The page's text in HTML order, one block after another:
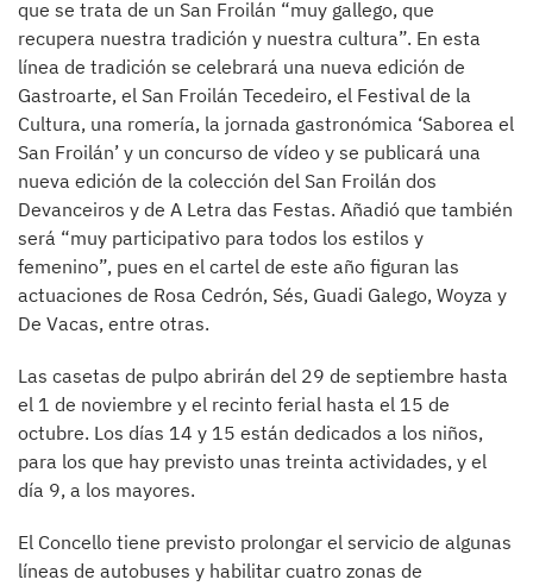
que se trata de un San Froilán “muy gallego, que
recupera nuestra tradición y nuestra cultura”. En esta
línea de tradición se celebrará una nueva edición de
Gastroarte, el San Froilán Tecedeiro, el Festival de la
Cultura, una romería, la jornada gastronómica ‘Saborea el
San Froilán’ y un concurso de vídeo y se publicará una
nueva edición de la colección del San Froilán dos
Devanceiros y de A Letra das Festas. Añadió que también
será “muy participativo para todos los estilos y
femenino”, pues en el cartel de este año figuran las
actuaciones de Rosa Cedrón, Sés, Guadi Galego, Woyza y
De Vacas, entre otras.
Las casetas de pulpo abrirán del 29 de septiembre hasta
el 1 de noviembre y el recinto ferial hasta el 15 de
octubre. Los días 14 y 15 están dedicados a los niños,
para los que hay previsto unas treinta actividades, y el
día 9, a los mayores.
El Concello tiene previsto prolongar el servicio de algunas
líneas de autobuses y habilitar cuatro zonas de